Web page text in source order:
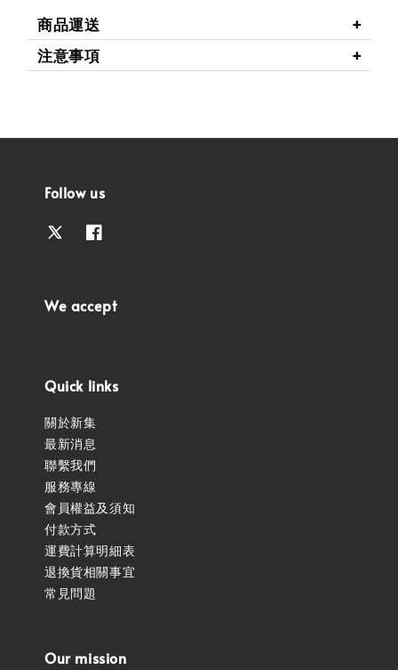
商品運送
注意事項
Follow us
We accept
Quick links
關於新集
最新消息
聯繫我們
服務專線
會員權益及須知
付款方式
運費計算明細表
退換貨相關事宜
常見問題
Our mission